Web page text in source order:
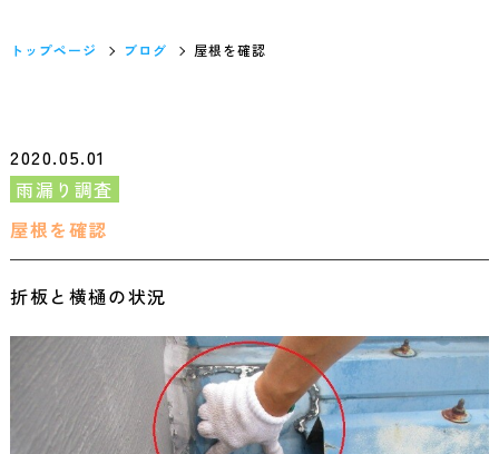
トップページ ブログ 屋根を確認
2020.05.01
雨漏り調査
屋根を確認
折板と横樋の状況